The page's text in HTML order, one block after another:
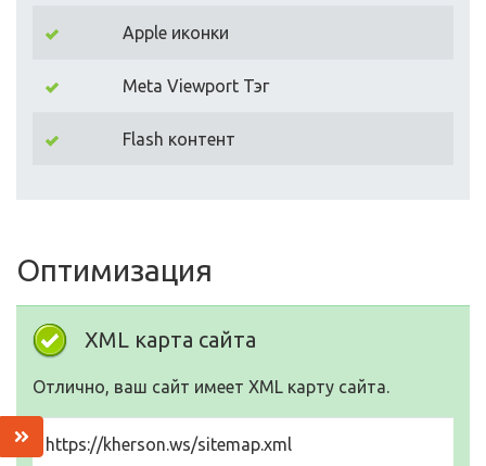
Apple иконки
Meta Viewport Тэг
Flash контент
Оптимизация
XML карта сайта
Отлично, ваш сайт имеет XML карту сайта.
https://kherson.ws/sitemap.xml